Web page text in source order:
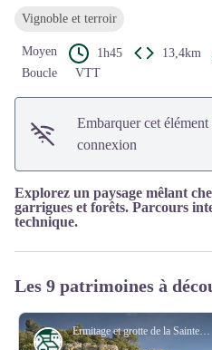
Vignoble et terroir
Moyen 1h45 13,4km
Boucle
VTT
Embarquer cet
connexion
Explorez un paysage mêlant
garrigues et forêts. Parcours
technique.
Les 9 patrimoines à
Ermitage et grotte de la Sainte Baume à Lirac au coeur des vignes - OT PROVENCE OCCITANE
Patrimoine